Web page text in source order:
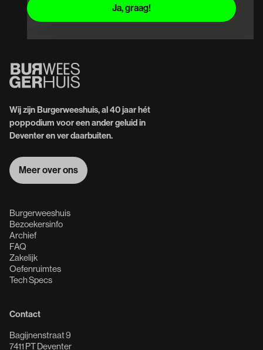
Wij zijn Burgerweeshuis, al 40 jaar hét
poppodium voor een ander geluid in
Deventer en ver daarbuiten.
Meer over ons
Burgerweeshuis
Bezoekersinfo
Archief
FAQ
Zakelijk
Oefenruimtes
Tech Specs
Contact
Bagijnenstraat 9
7411 PT Deventer